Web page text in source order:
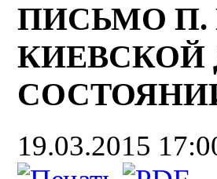
ПИСЬМО П.
КИЕВСКОЙ
19.03.2015